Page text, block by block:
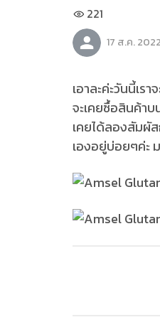
221
17 ส.ค. 2022
เอาละค่ะวันนี้เรา
จะเคยซื้อสินค้า
เคยได้ลองสัมผั
เองอยู่บ่อยๆค่ะ